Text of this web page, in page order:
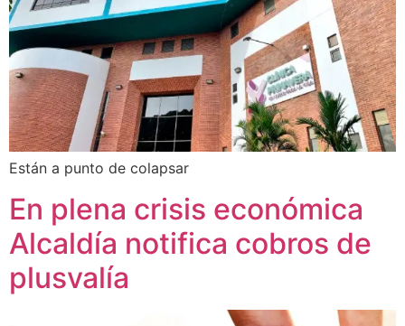
Están a punto de colapsar
En plena crisis económica
Alcaldía notifica cobros de
plusvalía